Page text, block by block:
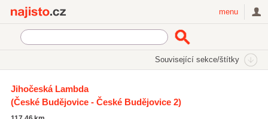
menu
Související sekce/štítky
Gay organizace
Jihočeská Lambda
(České Budějovice - České Budějovice 2)